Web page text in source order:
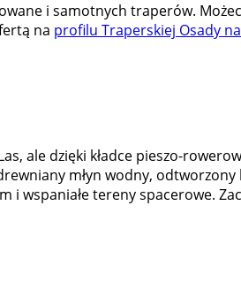
i samotnych traperów.
na profilu Traperskiej Osady
ale dzięki kładce pieszo-
młyn wodny,
wspaniałe tereny spacerowe.